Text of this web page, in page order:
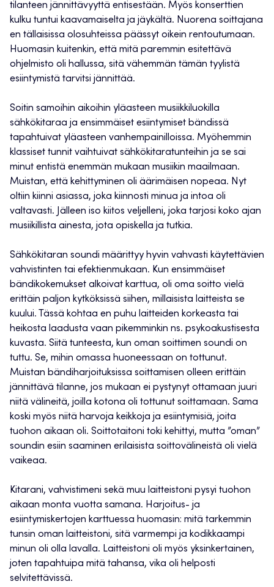
tilanteen jännittävyyttä entisestään. Myös konserttien
kulku tuntui kaavamaiselta ja jäykältä. Nuorena soittajana
en tällaisissa olosuhteissa päässyt oikein rentoutumaan.
Huomasin kuitenkin, että mitä paremmin esitettävä
ohjelmisto oli hallussa, sitä vähemmän tämän tyylistä
esiintymistä tarvitsi jännittää.
Soitin samoihin aikoihin yläasteen musiikkiluokilla
sähkökitaraa ja ensimmäiset esiintymiset bändissä
tapahtuivat yläasteen vanhempainilloissa. Myöhemmin
klassiset tunnit vaihtuivat sähkökitaratunteihin ja se sai
minut entistä enemmän mukaan musiikin maailmaan.
Muistan, että kehittyminen oli äärimäisen nopeaa. Nyt
oltiin kiinni asiassa, joka kiinnosti minua ja intoa oli
valtavasti. Jälleen iso kiitos veljelleni, joka tarjosi koko ajan
musiikillista ainesta, jota opiskella ja tutkia.
Sähkökitaran soundi määrittyy hyvin vahvasti käytettävien
vahvistinten tai efektienmukaan. Kun ensimmäiset
bändikokemukset alkoivat karttua, oli oma soitto vielä
erittäin paljon kytköksissä siihen, millaisista laitteista se
kuului. Tässä kohtaa en puhu laitteiden korkeasta tai
heikosta laadusta vaan pikemminkin ns. psykoakustisesta
kuvasta. Siitä tunteesta, kun oman soittimen soundi on
tuttu. Se, mihin omassa huoneessaan on tottunut.
Muistan bändiharjoituksissa soittamisen olleen erittäin
jännittävä tilanne, jos mukaan ei pystynyt ottamaan juuri
niitä välineitä, joilla kotona oli tottunut soittamaan. Sama
koski myös niitä harvoja keikkoja ja esiintymisiä, joita
tuohon aikaan oli. Soittotaitoni toki kehittyi, mutta ”oman”
soundin esiin saaminen erilaisista soittovälineistä oli vielä
vaikeaa.
Kitarani, vahvistimeni sekä muu laitteistoni pysyi tuohon
aikaan monta vuotta samana. Harjoitus- ja
esiintymiskertojen karttuessa huomasin: mitä tarkemmin
tunsin oman laitteistoni, sitä varmempi ja kodikkaampi
minun oli olla lavalla. Laitteistoni oli myös yksinkertainen,
joten tapahtuipa mitä tahansa, vika oli helposti
selvitettävissä.